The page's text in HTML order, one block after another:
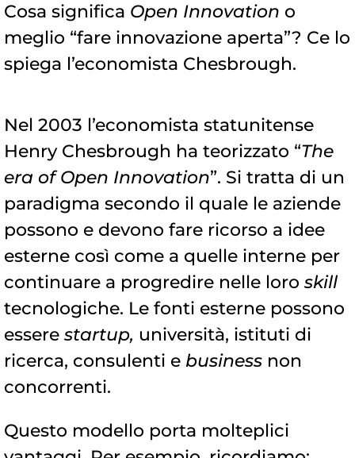
Cosa significa Open Innovation o
meglio “fare innovazione aperta”? Ce lo
spiega l’economista Chesbrough.
Nel 2003 l’economista statunitense
Henry Chesbrough ha teorizzato “The
era of Open Innovation”. Si tratta di un
paradigma secondo il quale le aziende
possono e devono fare ricorso a idee
esterne così come a quelle interne per
continuare a progredire nelle loro skill
tecnologiche. Le fonti esterne possono
essere startup, università, istituti di
ricerca, consulenti e business non
concorrenti.
Questo modello porta molteplici